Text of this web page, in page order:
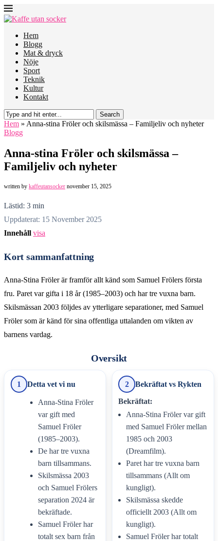
Hem
Blogg
Mat & dryck
Nöje
Sport
Teknik
Kultur
Kontakt
Search
Hem » Anna-stina Fröler och skilsmässa – Familjeliv och nyheter
Blogg
Anna-stina Fröler och skilsmässa –
Familjeliv och nyheter
written by kaffeutansocker november 15, 2025
Lästid: 3 min
Uppdaterat: 15 November 2025
Innehåll visa
Kort sammanfattning
Anna-Stina Fröler är framför allt känd som Samuel Frölers första
fru. Paret var gifta i 18 år (1985–2003) och har tre vuxna barn.
Skilsmässan 2003 följdes av ytterligare separationer, med Samuel
Fröler som är känd för sina offentliga uttalanden om vikten av
barnens vardag.
Oversikt
1 Detta vet vi nu
Anna-Stina Fröler
var gift med
Samuel Fröler
(1985–2003).
De har tre vuxna
barn tillsammans.
Skilsmässa 2003
och Samuel Frölers
separation 2024 är
bekräftade.
Samuel Fröler har
totalt sex barn från
2 Bekräftat vs Rykten
Bekräftat:
Anna-Stina Fröler var gift
med Samuel Fröler mellan
1985 och 2003
(Dreamfilm).
Paret har tre vuxna barn
tillsammans (Allt om
kungligt).
Skilsmässa skedde
officiellt 2003 (Allt om
kungligt).
Samuel Fröler har totalt